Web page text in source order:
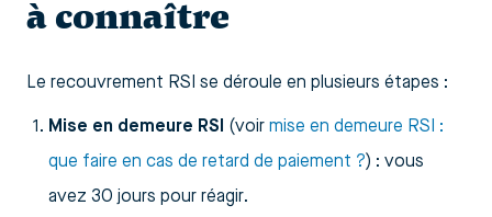
à connaître
Le recouvrement RSI se déroule en plusieurs étapes :
Mise en demeure RSI (voir mise en demeure RSI :
que faire en cas de retard de paiement ?) : vous
avez 30 jours pour réagir.